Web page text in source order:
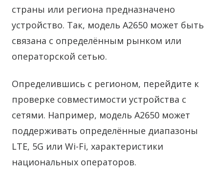
страны или региона предназначено
устройство. Так, модель A2650 может быть
связана с определённым рынком или
операторской сетью.
Определившись с регионом, перейдите к
проверке совместимости устройства с
сетями. Например, модель A2650 может
поддерживать определённые диапазоны
LTE, 5G или Wi-Fi, характеристики
национальных операторов.